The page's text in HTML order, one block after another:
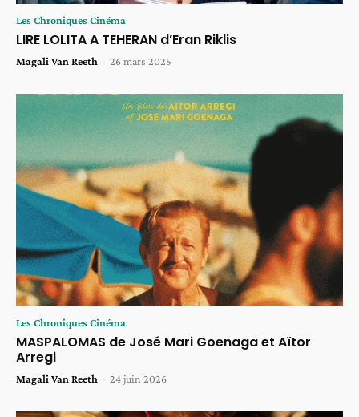
Les Chroniques Cinéma
LIRE LOLITA A TEHERAN d’Eran Riklis
Magali Van Reeth - 26 mars 2025
Les Chroniques Cinéma
MASPALOMAS de José Mari Goenaga et Aïtor
Arregi
Magali Van Reeth - 24 juin 2026